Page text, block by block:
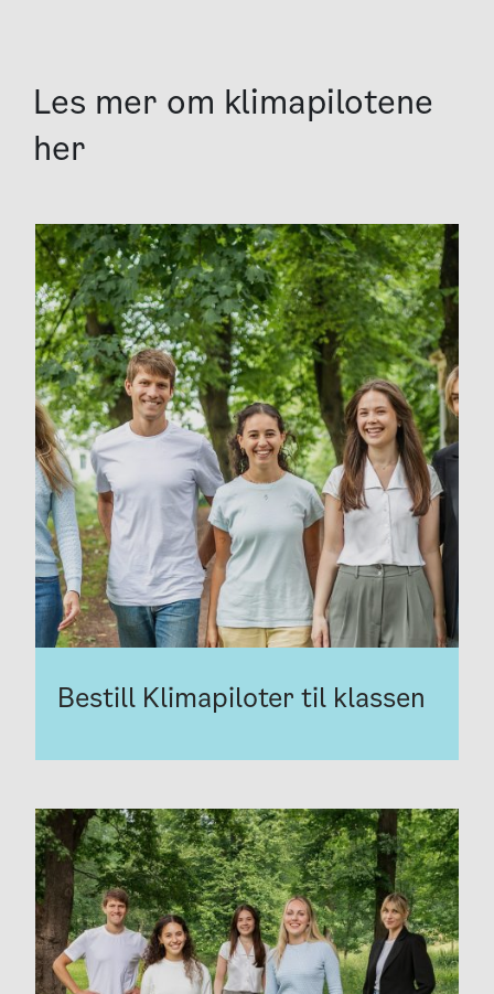
Les mer om klimapilotene
her
Bestill Klimapiloter til klassen